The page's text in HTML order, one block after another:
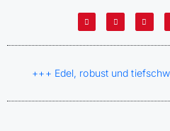
+++ Edel, robust und